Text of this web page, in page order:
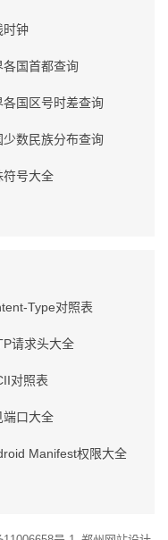
时钟
各国首都查询
各国区号时差查询
少数民族分布查询
符号大全
Type对照表
请求头大全
对照表
端口大全
Manifest权限大全